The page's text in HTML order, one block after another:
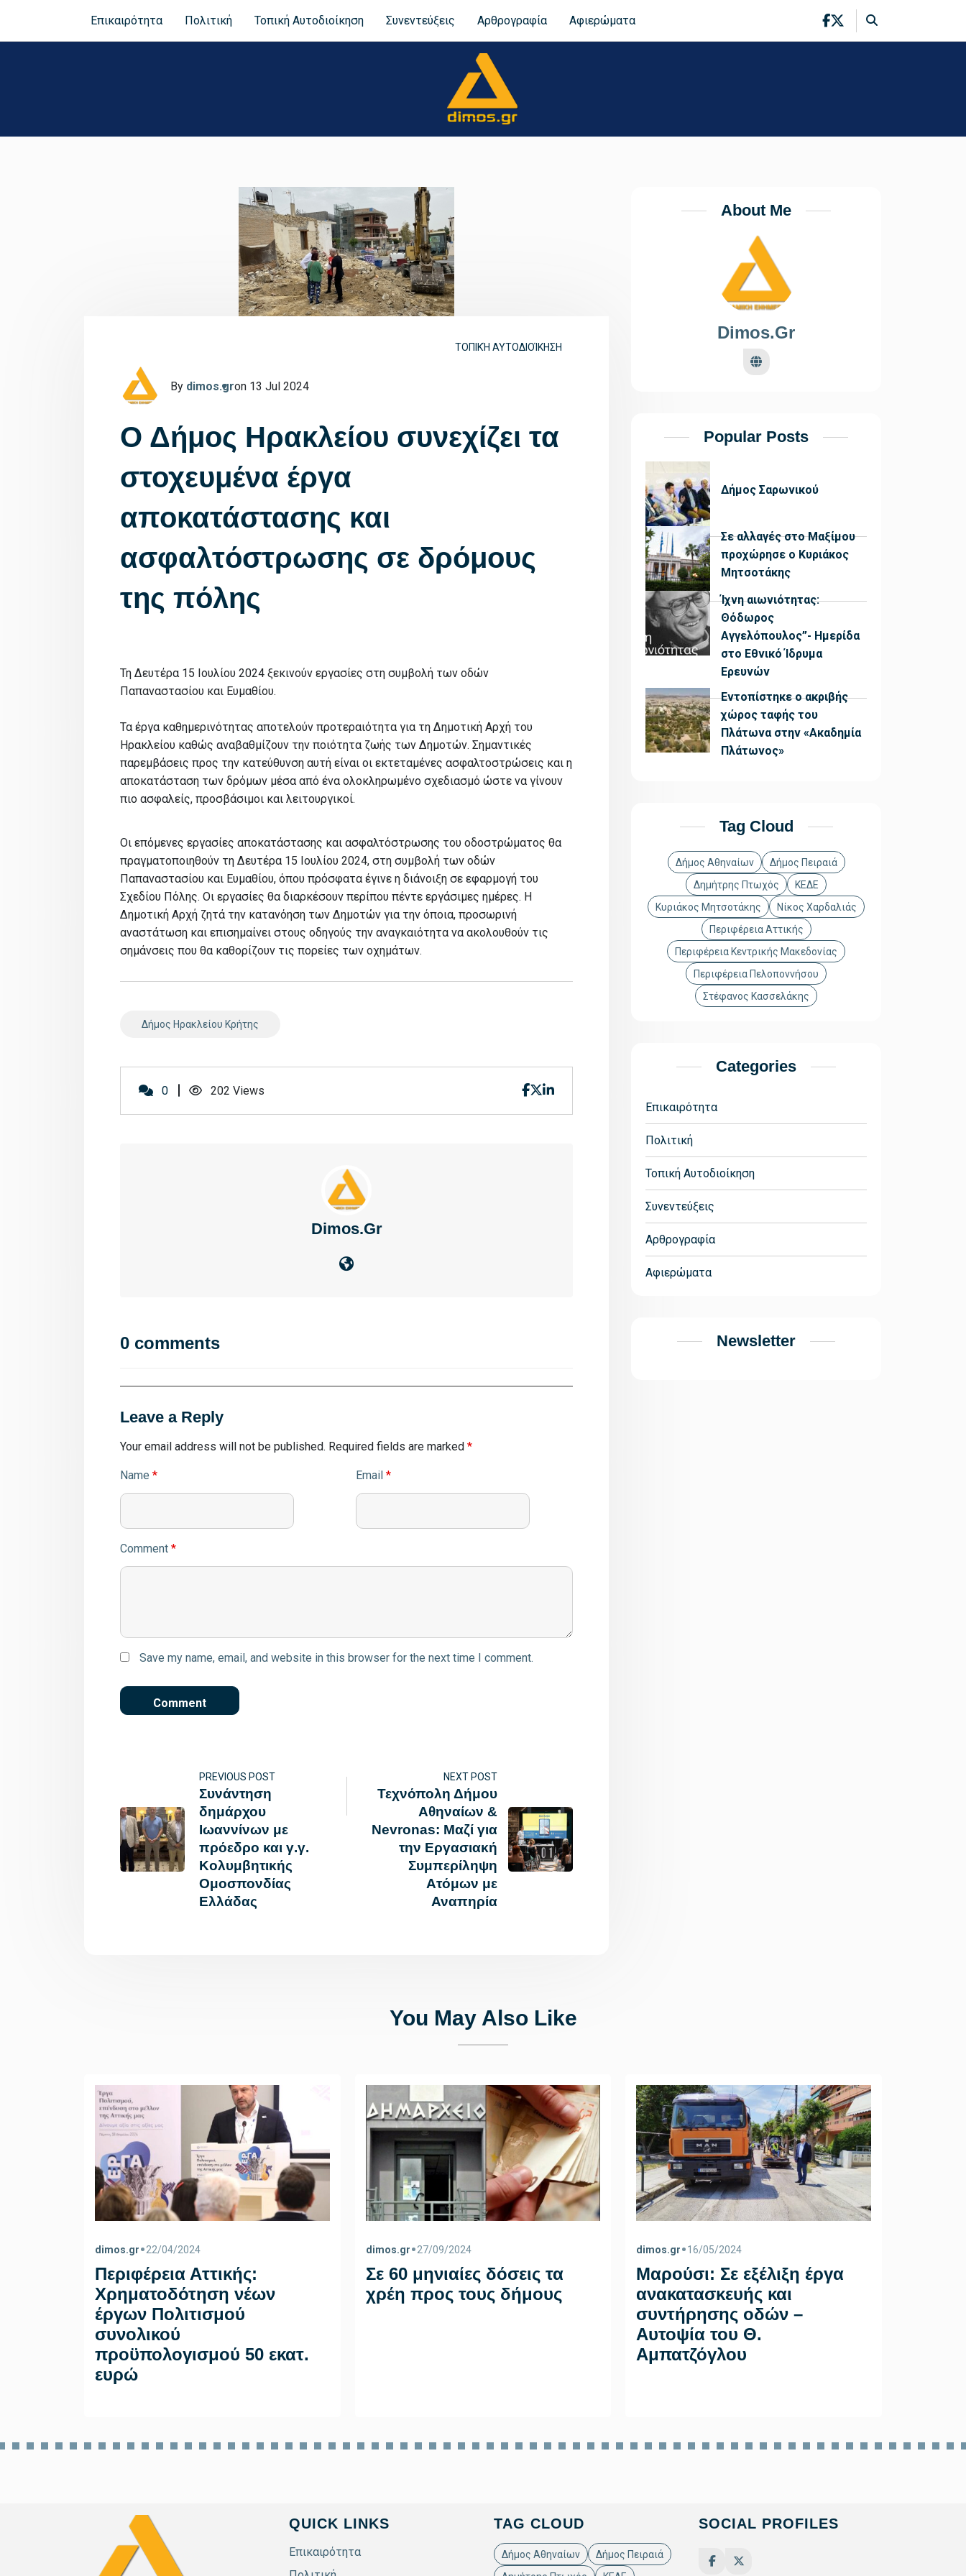
Επικαιρότητα Πολιτική Τοπική Αυτοδιοίκηση Συνεντεύξεις Αρθρογραφία Αφιερώματα
ΤΟΠΙΚΉ ΑΥΤΟΔΙΟΊΚΗΣΗ
By dimos.gron 13 Jul 2024
Ο Δήμος Ηρακλείου συνεχίζει τα
στοχευμένα έργα
αποκατάστασης και
ασφαλτόστρωσης σε δρόμους
της πόλης
Τη Δευτέρα 15 Ιουλίου 2024 ξεκινούν εργασίες στη συμβολή των οδών
Παπαναστασίου και Ευμαθίου.
Τα έργα καθημερινότητας αποτελούν προτεραιότητα για τη Δημοτική Αρχή του
Ηρακλείου καθώς αναβαθμίζουν την ποιότητα ζωής των Δημοτών. Σημαντικές
παρεμβάσεις προς την κατεύθυνση αυτή είναι οι εκτεταμένες ασφαλτοστρώσεις και η
αποκατάσταση των δρόμων μέσα από ένα ολοκληρωμένο σχεδιασμό ώστε να γίνουν
πιο ασφαλείς, προσβάσιμοι και λειτουργικοί.
Οι επόμενες εργασίες αποκατάστασης και ασφαλτόστρωσης του οδοστρώματος θα
πραγματοποιηθούν τη Δευτέρα 15 Ιουλίου 2024, στη συμβολή των οδών
Παπαναστασίου και Ευμαθίου, όπου πρόσφατα έγινε η διάνοιξη σε εφαρμογή του
Σχεδίου Πόλης. Οι εργασίες θα διαρκέσουν περίπου πέντε εργάσιμες ημέρες. Η
Δημοτική Αρχή ζητά την κατανόηση των Δημοτών για την όποια, προσωρινή
αναστάτωση και επισημαίνει στους οδηγούς την αναγκαιότητα να ακολουθούν τις
σημάνσεις που θα καθορίζουν τις πορείες των οχημάτων.
Δήμος Ηρακλείου Κρήτης
0 202 Views
Dimos.gr
0 comments
Leave a Reply
Your email address will not be published. Required fields are marked *
Name * Email *
Comment *
Save my name, email, and website in this browser for the next time I comment.
PREVIOUS POST
Συνάντηση
δημάρχου
Ιωαννίνων με
πρόεδρο και γ.γ.
Κολυμβητικής
Ομοσπονδίας
Ελλάδας
NEXT POST
Τεχνόπολη Δήμου
Αθηναίων &
Nevronas: Μαζί για
την Εργασιακή
Συμπερίληψη
Ατόμων με
Αναπηρία
About Me
Dimos.gr
Popular Posts
Δήμος Σαρωνικού
Σε αλλαγές στο Μαξίμου
προχώρησε ο Κυριάκος
Μητσοτάκης
Ίχνη αιωνιότητας:
Θόδωρος
Αγγελόπουλος”- Ημερίδα
στο Εθνικό Ίδρυμα
Ερευνών
Εντοπίστηκε ο ακριβής
χώρος ταφής του
Πλάτωνα στην «Ακαδημία
Πλάτωνος»
Tag Cloud
Δήμος Αθηναίων
Δήμος Πειραιά
Δημήτρης Πτωχός
ΚΕΔΕ
Κυριάκος Μητσοτάκης
Νίκος Χαρδαλιάς
Περιφέρεια Αττικής
Περιφέρεια Κεντρικής Μακεδονίας
Περιφέρεια Πελοποννήσου
Στέφανος Κασσελάκης
Categories
Επικαιρότητα
Πολιτική
Τοπική Αυτοδιοίκηση
Συνεντεύξεις
Αρθρογραφία
Αφιερώματα
Newsletter
You May Also Like
dimos.gr•22/04/2024
Περιφέρεια Αττικής:
Χρηματοδότηση νέων
έργων Πολιτισμού
συνολικού
προϋπολογισμού 50 εκατ.
ευρώ
dimos.gr•27/09/2024
Σε 60 μηνιαίες δόσεις τα
χρέη προς τους δήμους
dimos.gr•16/05/2024
Μαρούσι: Σε εξέλιξη έργα
ανακατασκευής και
συντήρησης οδών –
Αυτοψία του Θ.
Αμπατζόγλου
QUICK LINKS
Επικαιρότητα
TAG CLOUD
Δήμος Αθηναίων
Δήμος Πειραιά
SOCIAL PROFILES